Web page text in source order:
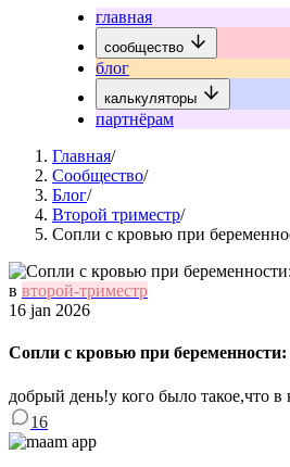
главная
сообщество
блог
калькуляторы
партнёрам
Главная/
Сообщество/
Блог/
Второй триместр/
Сопли с кровью при
в второй-триместр
16 jan 2026
Сопли с кровью при
добрый день!у кого было такое,что
16